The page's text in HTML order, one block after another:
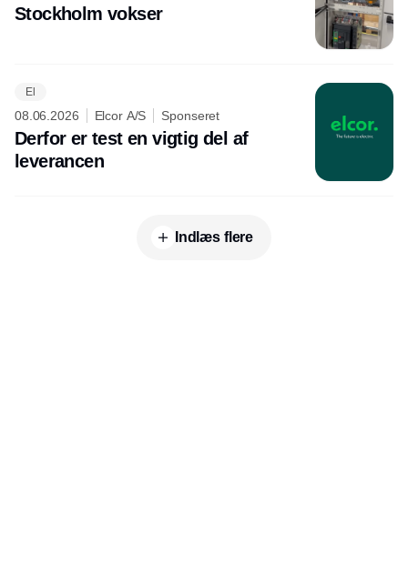
Stockholm vokser
El
08.06.2026 Elcor A/S Sponseret
Derfor er test en vigtig del af
leverancen
Indlæs flere